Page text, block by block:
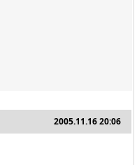
2005.11.16 20:06